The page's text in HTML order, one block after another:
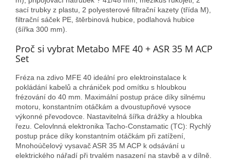
sací trubky z plastu, 2 polyesterové filtrační kazety (třída M),
filtrační sáček PE, štěrbinová hubice, podlahová hubice
(šířka 300 mm).
Proč si vybrat Metabo MFE 40 + ASR 35 M ACP
Set
Fréza na zdivo MFE 40 ideální pro elektroinstalace k
pokládání kabelů a chrániček pod omítku s hloubkou
frézování do 40 mm. Maximální postup práce díky silnému
motoru, konstantním otáčkám a dvoustupňové vysoce
výkonné převodovce. Nastavitelná šířka drážky a hloubka
řezu. Celovlnná elektronika Tacho-Constamatic (TC): Rychlý
postup práce díky konstantním otáčkám při zatížení,
Mnohoúčelový vysavač ASR 35 M ACP k odsávání u
elektrického nářadí při trvalém nasazení na stavbě a v dílně.